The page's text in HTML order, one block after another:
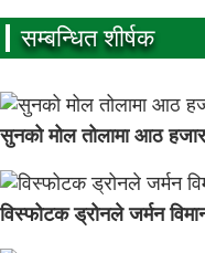
सम्बन्धित शीर्षक
सुनको मोल तोलामा आठ
विस्फोटक ड्रोनले जर्मन